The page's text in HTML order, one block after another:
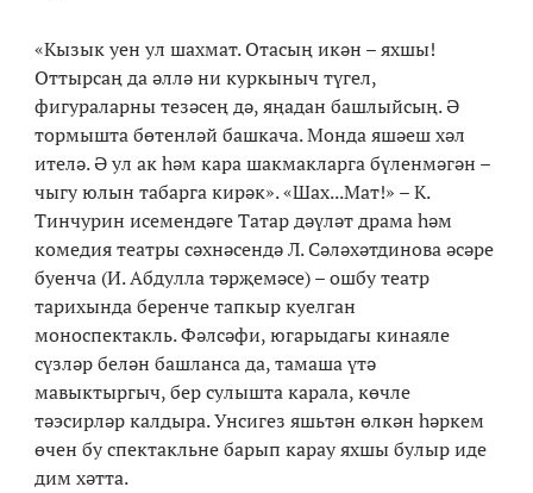
«Кызык уен ул шахмат. Отасың икән – яхшы!
Оттырсаң да әллә ни куркыныч түгел,
фигураларны тезәсең дә, яңадан башлыйсың. Ә
тормышта бөтенләй башкача. Монда яшәеш хәл
ителә. Ә ул ак һәм кара шакмакларга бүленмәгән –
чыгу юлын табарга кирәк». «Шах...Мат!» – К.
Тинчурин исемендәге Татар дәүләт драма һәм
комедия театры сәхнәсендә Л. Сәләхәтдинова әсәре
буенча (И. Абдулла тәрҗемәсе) – ошбу театр
тарихында беренче тапкыр куелган
моноспектакль. Фәлсәфи, югарыдагы кинаяле
сүзләр белән башланса да, тамаша үтә
мавыктыргыч, бер сулышта карала, көчле
тәэсирләр калдыра. Унсигез яшьтән өлкән һәркем
өчен бу спектакльне барып карау яхшы булыр иде
дим хәтта.